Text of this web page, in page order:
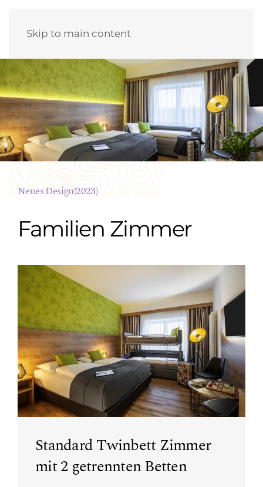
Skip to main content
Neues Design(2023)
Familien Zimmer
Standard Twinbett Zimmer
mit 2 getrennten Betten